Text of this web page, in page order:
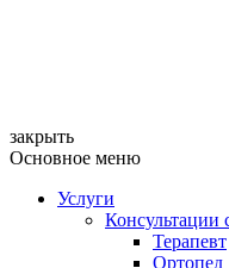
закрыть
Основное меню
Услуги
Консультации
Терапевт
Ортопед